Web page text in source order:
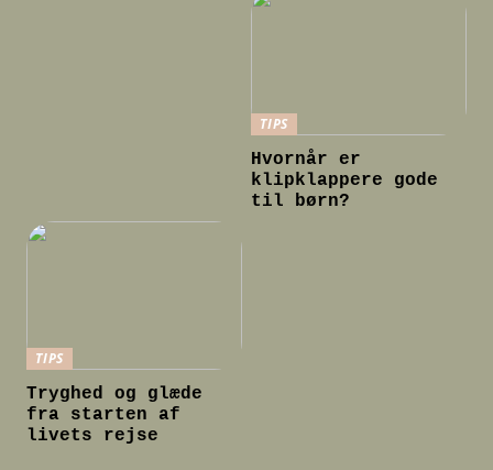
TIPS
Hvornår er
klipklappere gode
til børn?
TIPS
Tryghed og glæde
fra starten af
livets rejse